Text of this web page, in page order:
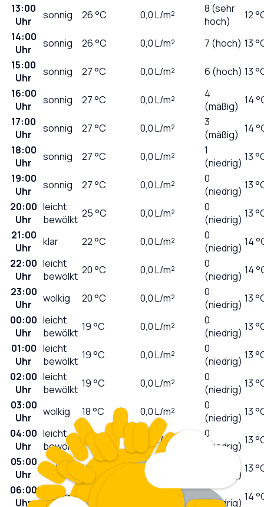
13:00
Uhr
sonnig 26°C 0,0L/m²
8 (sehr
hoch)
12
14:00
Uhr
sonnig 26°C 0,0L/m² 7 (hoch) 13
15:00
Uhr
sonnig 27°C 0,0L/m² 6 (hoch) 13
16:00
Uhr
sonnig 27°C 0,0L/m²
4
(mäßig) 14
17:00
Uhr
sonnig 27°C 0,0L/m²
3
(mäßig) 14
18:00
Uhr
sonnig 27°C 0,0L/m²
1
(niedrig) 13
19:00
Uhr
sonnig 27°C 0,0L/m²
0
(niedrig) 13
20:00
Uhr
leicht
bewölkt 25°C 0,0L/m²
0
(niedrig) 13
21:00
Uhr
klar 22°C 0,0L/m²
0
(niedrig) 14
22:00
Uhr
leicht
bewölkt 20°C 0,0L/m²
0
(niedrig) 14
23:00
Uhr
wolkig 20°C 0,0L/m²
0
(niedrig) 13
00:00
Uhr
leicht
bewölkt 19°C 0,0L/m²
0
(niedrig) 13
01:00
Uhr
leicht
bewölkt 19°C 0,0L/m²
0
(niedrig) 13
02:00
Uhr
leicht
bewölkt 19°C 0,0L/m²
0
(niedrig) 13
03:00
Uhr
wolkig 18°C 0,0L/m²
0
(niedrig) 13
04:00
Uhr
leicht
bewölkt
18 L/m²
0
(niedrig) 13
05:00
Uhr
wolkig 18 0,0
(niedrig) 13
06:00
Uhr
wolkig 18
0
(niedrig) 14